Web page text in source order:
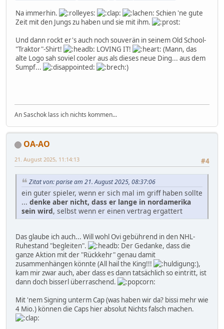
Na immerhin.
Schien 'ne gute
Zeit mit den Jungs zu haben und sie mit ihm.
Und dann rockt er's auch noch souverän in seinem Old School-
"Traktor"-Shirt!
LOVING IT!
(Mann, das
alte Logo sah soviel cooler aus als dieses neue Ding... aus dem
Sumpf...
)
An Saschok lass ich nichts kommen...
OA-AO
#4
21. August 2025, 11:14:13
Zitat von: parise am 21. August 2025, 08:37:06
ein guter spieler, wenn er sich mal im griff haben sollte
... denke aber nicht, dass er lange in nordamerika
sein wird, selbst wenn er einen vertrag ergattert
Das glaube ich auch... Will wohl Ovi gebührend in den NHL-
Ruhestand "begleiten".
Der Gedanke, dass die
ganze Aktion mit der "Rückkehr" genau damit
zusammenhängen könnte (All hail the King!!!
),
kam mir zwar auch, aber dass es dann tatsächlich so eintritt, ist
dann doch bisserl überraschend.
Mit 'nem Signing unterm Cap (was haben wir da? bissi mehr wie
4 Mio.) können die Caps hier absolut Nichts falsch machen.